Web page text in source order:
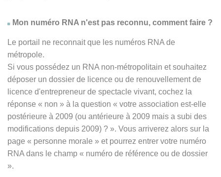
Mon numéro RNA n'est pas reconnu, comment faire ?
Le portail ne reconnait que les numéros RNA de
métropole.
Si vous possédez un RNA non-métropolitain et souhaitez
déposer un dossier de licence ou de renouvellement de
licence d'entrepreneur de spectacle vivant, cochez la
réponse « non » à la question « votre association est-elle
postérieure à 2009 (ou antérieure à 2009 mais a subi des
modifications depuis 2009) ? ». Vous arriverez alors sur la
page « personne morale » et pourrez entrer votre numéro
RNA dans le champ « numéro de référence ou de dossier
».